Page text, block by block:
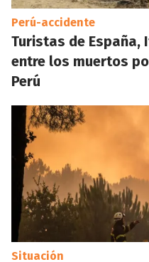
Perú-accidente
Turistas de España,
entre los muertos
Perú
Situación